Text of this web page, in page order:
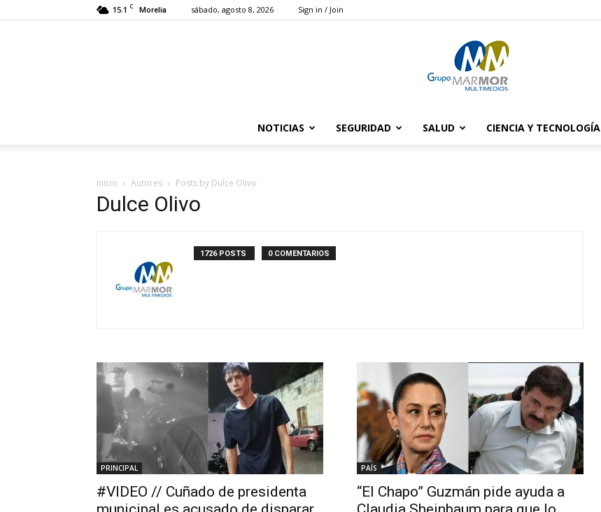
15.1 C Morelia sábado, agosto 8, 2026 Sign in / Join
NOTICIAS SEGURIDAD SALUD CIENCIA Y TECNOLOGÍA
Inicio Autores Posts by Dulce Olivo
Dulce Olivo
1726 POSTS 0 COMENTARIOS
PRINCIPAL
#VIDEO // Cuñado de presidenta
PAÍS
“El Chapo” Guzmán pide ayuda a